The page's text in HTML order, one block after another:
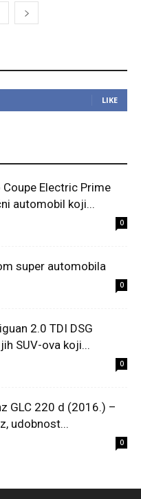
LIKE
Electric Prime
automobil koji...
0
super automobila
0
2.0 TDI DSG
SUV-ova koji...
0
GLC 220 d (2016.) –
udobnost...
0